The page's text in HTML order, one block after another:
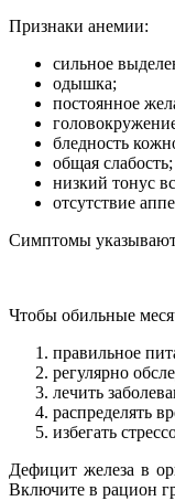
Признаки анемии:
сильное
одышка;
постоянное
бледность
общая слабость;
низкий тонус
отсутствие
Симптомы указывают
Чтобы обильные
правильное
регулярно
лечить
распределять
избегать
Дефицит железа в
Включите в рацион